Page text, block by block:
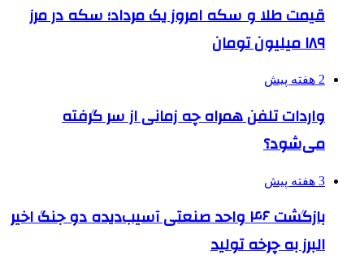
قیمت طلا و سکه امروز یک مرداد؛ سکه در مرز
۱۸۹ میلیون تومان
2 هفته پیش
واردات تلفن همراه چه زمانی از سر گرفته
می‌شود؟
3 هفته پیش
بازگشت ۴۶ واحد صنعتی آسیب‌دیده دو جنگ اخیر
البرز به چرخه تولید